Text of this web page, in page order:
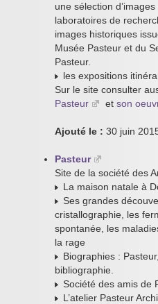
une sélection
laboratoires de
images historiques
Musée Pasteur et du
Pasteur.
les expositions
Sur le site consulter
Pasteur
et son
Ajouté le : 30 juin
Pasteur
Site de la société des
La maison natale à
Ses grandes
cristallographie, les
spontanée, les
la rage
Biographies :
bibliographie.
Société des amis de
L’atelier Pasteur